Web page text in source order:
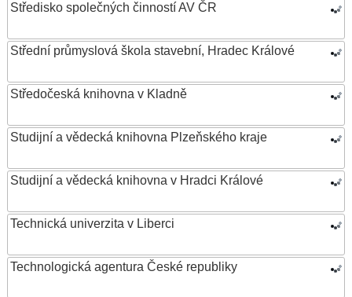
Středisko společných činností AV ČR
Střední průmyslová škola stavební, Hradec Králové
Středočeská knihovna v Kladně
Studijní a vědecká knihovna Plzeňského kraje
Studijní a vědecká knihovna v Hradci Králové
Technická univerzita v Liberci
Technologická agentura České republiky